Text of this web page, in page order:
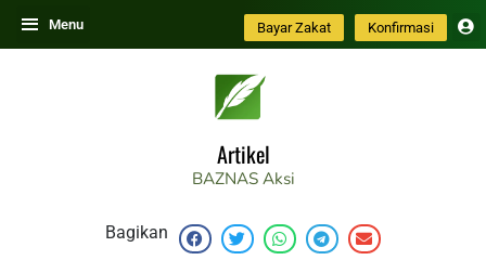
Skip
to
Menu Bayar Zakat Konfirmasi
Artikel
BAZNAS Aksi
Bagikan